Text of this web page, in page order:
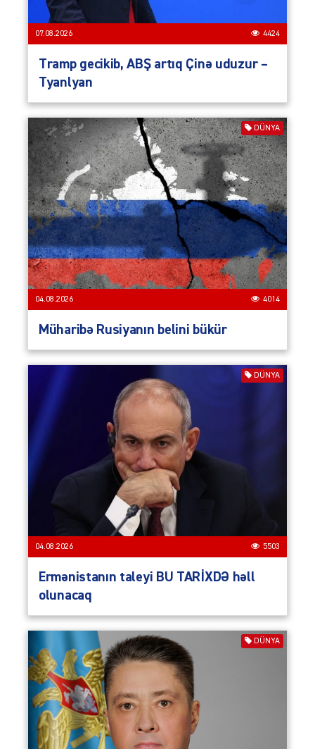
07.08.2026 4424
Tramp gecikib, ABŞ artıq Çinə uduzur –
Tyanlyan
DÜNYA
04.08.2026 4014
Müharibə Rusiyanın belini bükür
DÜNYA
04.08.2026 5503
Ermənistanın taleyi BU TARİXDƏ həll
olunacaq
DÜNYA